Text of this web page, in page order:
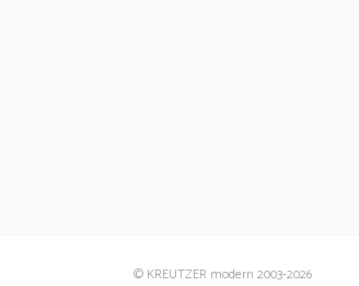
© KREUTZER modern 2003-2026